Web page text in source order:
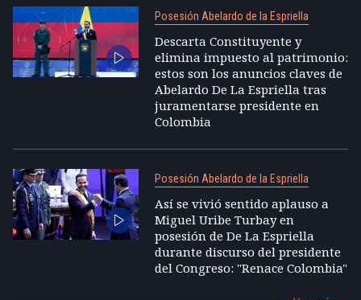
Posesión Abelardo de la Espriella
Descarta Constituyente y
elimina impuesto al patrimonio:
estos son los anuncios claves de
Abelardo De La Espriella tras
juramentarse presidente en
Colombia
Posesión Abelardo de la Espriella
Así se vivió sentido aplauso a
Miguel Uribe Turbay en
posesión de De La Espriella
durante discurso del presidente
del Congreso: "Renace Colombia"